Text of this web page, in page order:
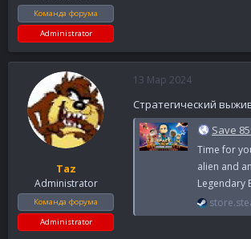
Команда форума
Administrator
Taz
Administrator
Команда форума
Administrator
13 Мар 2024
Стратегический
Save
Time for
alien and
Legendary